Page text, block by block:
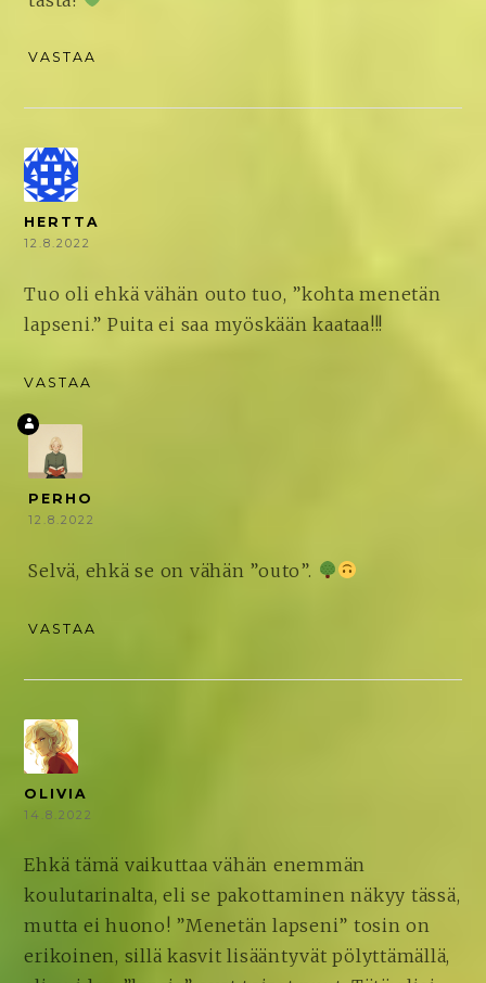
VASTAA
HERTTA
12.8.2022
Tuo oli ehkä vähän outo tuo, ”kohta menetän
lapseni.” Puita ei saa myöskään kaataa!!!
VASTAA
PERHO
12.8.2022
Selvä, ehkä se on vähän ”outo”.
VASTAA
OLIVIA
14.8.2022
Ehkä tämä vaikuttaa vähän enemmän
koulutarinalta, eli se pakottaminen näkyy tässä,
mutta ei huono! ”Menetän lapseni” tosin on
erikoinen, sillä kasvit lisääntyvät pölyttämällä,